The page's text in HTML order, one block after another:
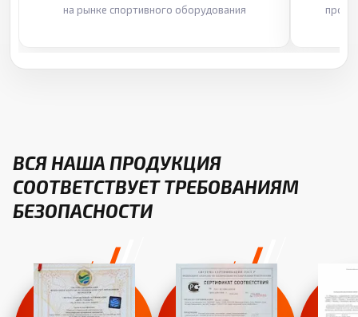
на рынке спортивного оборудования
ВСЯ НАША ПРОДУКЦИЯ
СООТВЕТСТВУЕТ ТРЕБОВАНИЯМ
БЕЗОПАСНОСТИ